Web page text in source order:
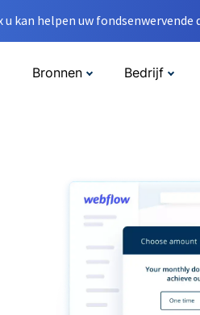
kan helpen uw fondsenwervende
Bronnen Bedrijf